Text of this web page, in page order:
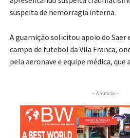
suspeita de hemorragia interna.
A guarnição solicitou apoio do Saer
campo de futebol da Vila Franca,
pela aeronave e equipe médica, que
- Anúncio -